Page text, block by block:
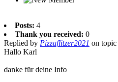
Posts: 4
Thank you received: 0
Replied by Pizzaflitzer2021 on topic
Hallo Karl
danke für deine Info